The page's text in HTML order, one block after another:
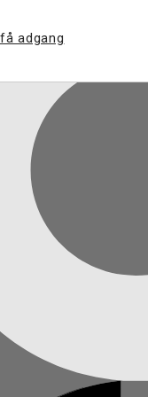
adgang